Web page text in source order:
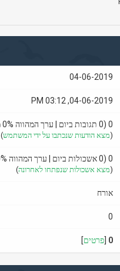
04-06-2019
04-06-2019, 03:12 PM
0 (0 תגובות ביום | ערך המהווה 0% מכלל ההודעות בפורום)
(מצא הודעות שנכתבו על ידי המשתמש)
0 (0 אשכולות ביום | ערך המהווה 0% מכלל האשכולות בפורום)
(מצא אשכולות שנפתחו לאחרונה)
אורח
0
0
[פרטים]